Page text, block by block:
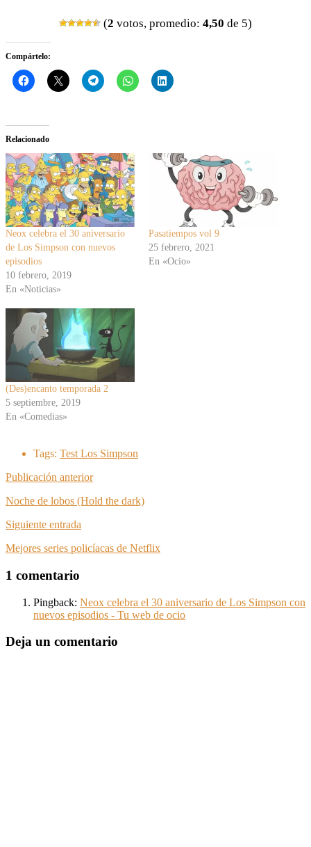
(2 votos, promedio: 4,50 de 5)
Compártelo:
Relacionado
Neox celebra el 30 aniversario
de Los Simpson con nuevos
episodios
10 febrero, 2019
En «Noticias»
Pasatiempos vol 9
25 febrero, 2021
En «Ocio»
(Des)encanto temporada 2
5 septiembre, 2019
En «Comedias»
Tags: Test Los Simpson
Publicación anterior
Noche de lobos (Hold the dark)
Siguiente entrada
Mejores series policíacas de Netflix
1 comentario
Pingback: Neox celebra el 30 aniversario de Los Simpson con
nuevos episodios - Tu web de ocio
Deja un comentario